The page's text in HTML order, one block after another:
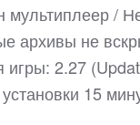
мультиплеер /
архивы не
игры: 2.27
15